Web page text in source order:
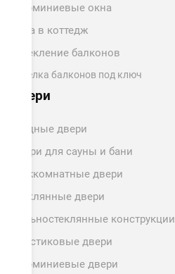
Алюминиевые окна
Окна в коттедж
Остекление балконов
Отделка балконов под ключ
Двери
Входные двери
Двери для сауны и бани
Межкомнатные двери
Стеклянные двери
Цельностеклянные конструкции
Пластиковые двери
Алюминиевые двери